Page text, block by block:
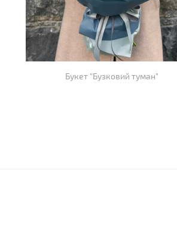
Букет "Бузковий туман"